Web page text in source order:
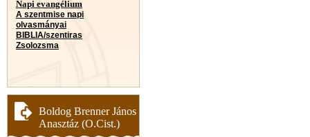
Napi evangélium
A szentmise napi
olvasmányai
BIBLIA/szentiras
Zsolozsma
Boldog Brenner János
Anasztáz (O.Cist.)